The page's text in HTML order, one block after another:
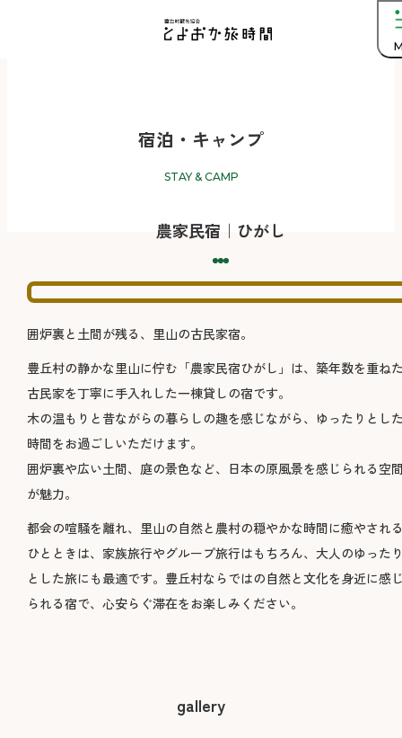
宿泊・キャンプ
STAY & CAMP
農家民宿｜ひがし
囲炉裏と土間が残る、里山の古民家宿。
豊丘村の静かな里山に佇む「農家民宿ひがし」は、築年数を重ね
古民家を丁寧に手入れした一棟貸しの宿です。
木の温もりと昔ながらの暮らしの趣を感じながら、ゆったりとし
時間をお過ごしいただけます。
囲炉裏や広い土間、庭の景色など、日本の原風景を感じられる空
が魅力。
都会の喧騒を離れ、里山の自然と農村の穏やかな時間に癒やされ
ひとときは、家族旅行やグループ旅行はもちろん、大人のゆった
とした旅にも最適です。豊丘村ならではの自然と文化を身近に感
られる宿で、心安らぐ滞在をお楽しみください。
gallery